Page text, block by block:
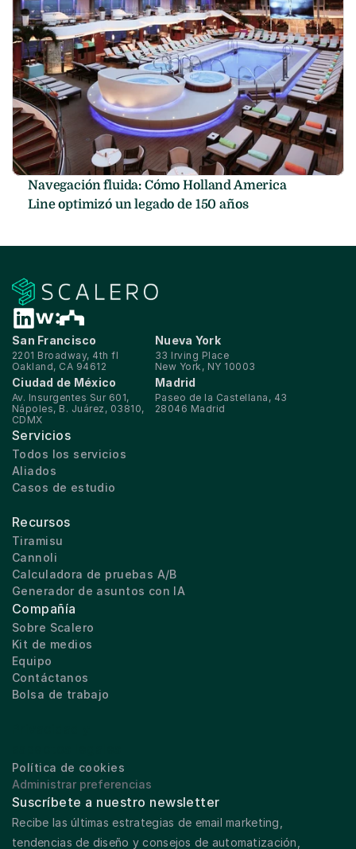
Navegación fluida: Cómo Holland America
Line optimizó un legado de 150 años
San Francisco
2201 Broadway, 4th fl
Oakland, CA 94612
Nueva York
33 Irving Place
New York, NY 10003
Ciudad de México
Av. Insurgentes Sur 601,
Nápoles, B. Juárez, 03810,
CDMX
Madrid
Paseo de la Castellana, 43
28046 Madrid
Servicios
Todos los servicios
Aliados
Casos de estudio
Recursos
Tiramisu
Cannoli
Calculadora de pruebas A/B
Generador de asuntos con IA
Compañía
Sobre Scalero
Kit de medios
Equipo
Contáctanos
Bolsa de trabajo
Política de cookies
Administrar preferencias
Suscríbete a nuestro newsletter
Recibe las últimas estrategias de email marketing,
tendencias de diseño y consejos de automatización,